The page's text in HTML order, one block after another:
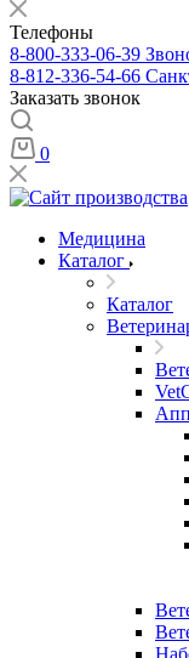
Телефоны
8-800-333-06-39
8-812-336-54-66
Заказать звонок
0
Медицина
Каталог
Каталог